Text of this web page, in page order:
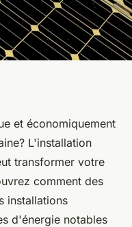
de
Rennes et
et économiquement
L'installation
transformer votre
comment des
installations
d'énergie notables